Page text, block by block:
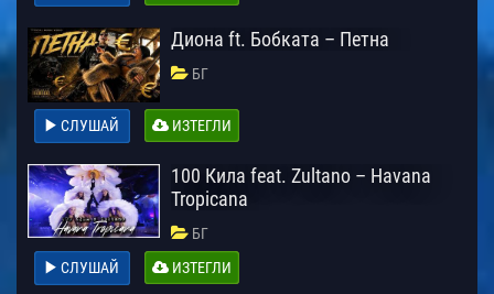
Диона ft. Бобката – Петна
БГ
СЛУШАЙ ИЗТЕГЛИ
100 Кила feat. Zultano – Havana
Tropicana
БГ
СЛУШАЙ
ИЗТЕГЛИ